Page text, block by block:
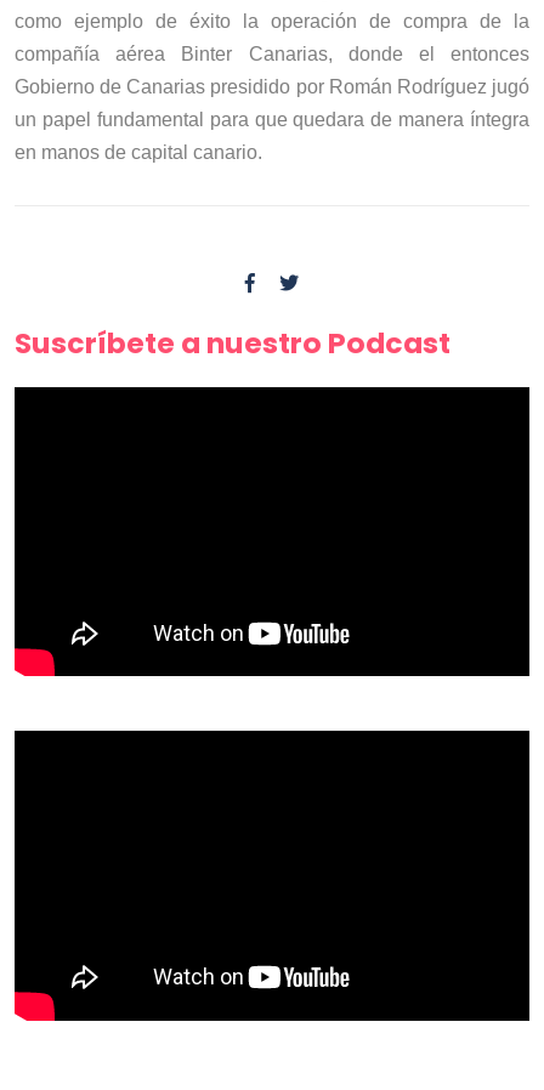
como ejemplo de éxito la operación de compra de la
compañía aérea Binter Canarias, donde el entonces
Gobierno de Canarias presidido por Román Rodríguez jugó
un papel fundamental para que quedara de manera íntegra
en manos de capital canario.
Suscríbete a nuestro Podcast